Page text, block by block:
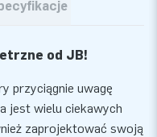
od JB!
przyciągnie uwagę
jest wielu ciekawych
zaprojektować swoją